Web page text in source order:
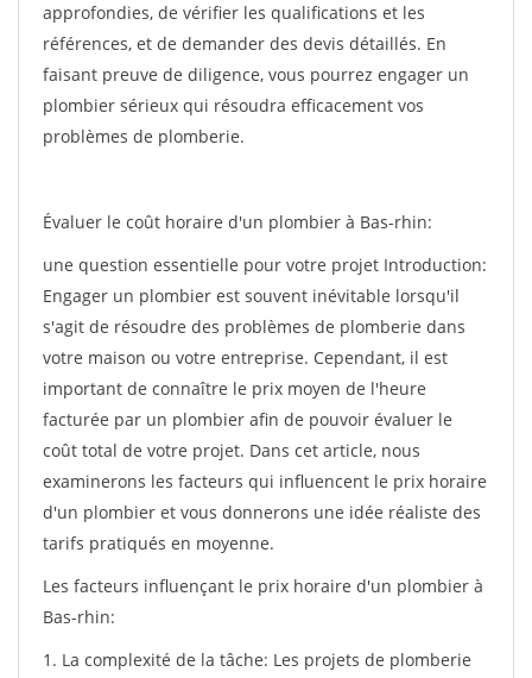
approfondies, de vérifier les qualifications et les
références, et de demander des devis détaillés. En
faisant preuve de diligence, vous pourrez engager un
plombier sérieux qui résoudra efficacement vos
problèmes de plomberie.
Évaluer le coût horaire d'un plombier à Bas-rhin:
une question essentielle pour votre projet Introduction:
Engager un plombier est souvent inévitable lorsqu'il
s'agit de résoudre des problèmes de plomberie dans
votre maison ou votre entreprise. Cependant, il est
important de connaître le prix moyen de l'heure
facturée par un plombier afin de pouvoir évaluer le
coût total de votre projet. Dans cet article, nous
examinerons les facteurs qui influencent le prix horaire
d'un plombier et vous donnerons une idée réaliste des
tarifs pratiqués en moyenne.
Les facteurs influençant le prix horaire d'un plombier à
Bas-rhin:
1. La complexité de la tâche: Les projets de plomberie